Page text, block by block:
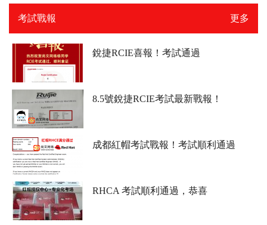
家分享下
考試戰報 更多
銳捷RCIE喜報！考試通過
8.5號銳捷RCIE考試最新戰報！
成都紅帽考試戰報！考試順利通過
RHCA 考試順利通過，恭喜